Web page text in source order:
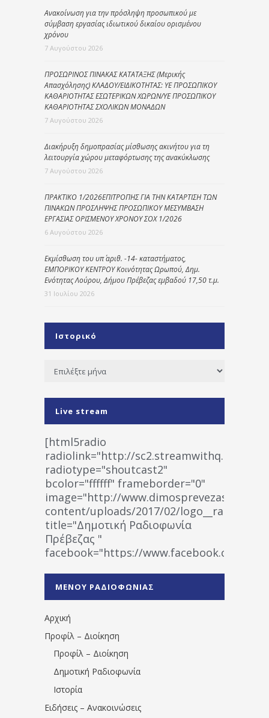
Ανακοίνωση για την πρόσληψη προσωπικού με
σύμβαση εργασίας ιδιωτικού δικαίου ορισμένου
χρόνου
7 Αυγούστου 2026
ΠΡΟΣΩΡΙΝΟΣ ΠΙΝΑΚΑΣ ΚΑΤΑΤΑΞΗΣ (Μερικής
Απασχόλησης) ΚΛΑΔΟΥ/ΕΙΔΙΚΟΤΗΤΑΣ: ΥΕ ΠΡΟΣΩΠΙΚΟΥ
ΚΑΘΑΡΙΟΤΗΤΑΣ ΕΣΩΤΕΡΙΚΩΝ ΧΩΡΩΝ/ΥΕ ΠΡΟΣΩΠΙΚΟΥ
ΚΑΘΑΡΙΟΤΗΤΑΣ ΣΧΟΛΙΚΩΝ ΜΟΝΑΔΩΝ
7 Αυγούστου 2026
Διακήρυξη δημοπρασίας μίσθωσης ακινήτου για τη
λειτουργία χώρου μεταφόρτωσης της ανακύκλωσης
7 Αυγούστου 2026
ΠΡΑΚΤΙΚΟ 1/2026ΕΠΙΤΡΟΠΗΣ ΓΙΑ ΤΗΝ ΚΑΤΑΡΤΙΣΗ ΤΩΝ
ΠΙΝΑΚΩΝ ΠΡΟΣΛΗΨΗΣ ΠΡΟΣΩΠΙΚΟΥ ΜΕΣΥΜΒΑΣΗ
ΕΡΓΑΣΙΑΣ ΟΡΙΣΜΕΝΟΥ ΧΡΟΝΟΥ ΣΟΧ 1/2026
6 Αυγούστου 2026
Εκμίσθωση του υπ΄ αριθ. -14- καταστήματος,
ΕΜΠΟΡΙΚΟΥ ΚΕΝΤΡΟΥ Κοινότητας Ωρωπού, Δημ.
Ενότητας Λούρου, Δήμου Πρέβεζας εμβαδού 17,50 τ.μ.
31 Ιουλίου 2026
Ιστορικό
Ιστορικό
Live stream
[html5radio
radiolink="http://
radiotype="shoutcast2"
bcolor="ffffff" frameborder="0"
image="http://www.dimosprevezas.gr/wp-
content/uploads/2017/02/
title="Δημοτική Ραδιοφωνία
Πρέβεζας "
facebook="https://www.facebook.com/
1531194763766854/" artist="" ]
ΜΕΝΟΥ ΡΑΔΙΟΦΩΝΙΑΣ
Αρχική
Προφίλ – Διοίκηση
Προφίλ – Διοίκηση
Δημοτική Ραδιοφωνία
Ιστορία
Ειδήσεις – Ανακοινώσεις